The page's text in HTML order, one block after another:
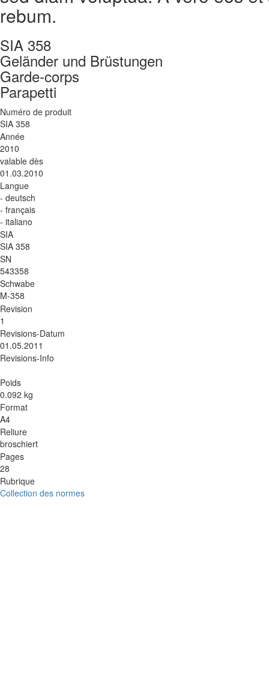
rebum.
SIA 358
Geländer und Brüstungen
Garde-corps
Parapetti
Numéro de produit
SIA 358
Année
2010
valable dès
01.03.2010
Langue
- deutsch
- français
- italiano
SIA
SIA 358
SN
543358
Schwabe
M-358
Revision
1
Revisions-Datum
01.05.2011
Revisions-Info
Poids
0.092 kg
Format
A4
Reliure
broschiert
Pages
28
Rubrique
Collection des normes